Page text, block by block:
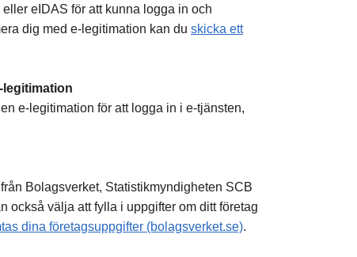
eIDAS för att kunna logga in och
dig med e-legitimation kan du skicka ett
legitimation
e-legitimation för att logga in i e-tjänsten,
Bolagsverket, Statistikmyndigheten SCB
också välja att fylla i uppgifter om ditt företag
dina företagsuppgifter (bolagsverket.se).